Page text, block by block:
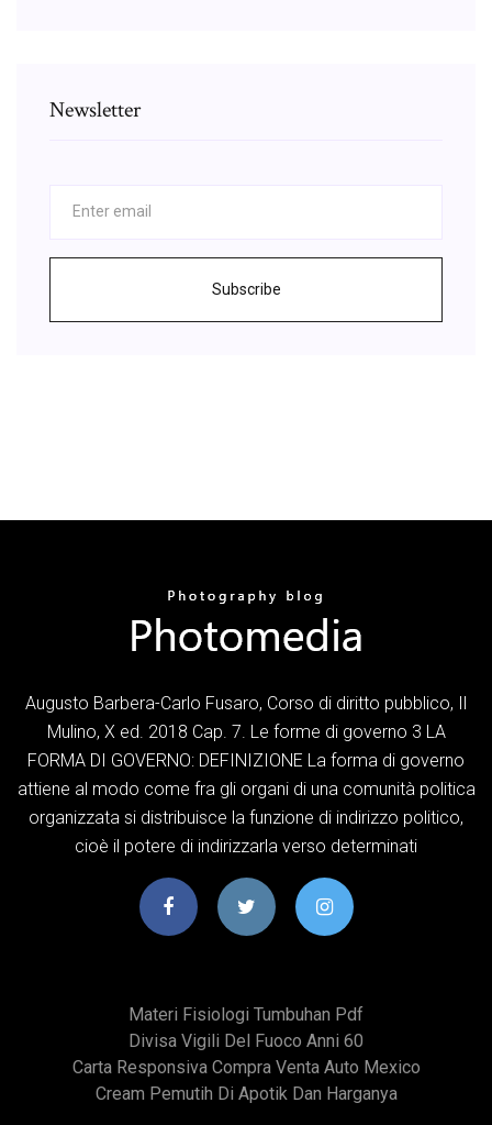
Newsletter
Subscribe
Augusto Barbera-Carlo Fusaro, Corso di diritto pubblico, Il
Mulino, X ed. 2018 Cap. 7. Le forme di governo 3 LA
FORMA DI GOVERNO: DEFINIZIONE La forma di governo
attiene al modo come fra gli organi di una comunità politica
organizzata si distribuisce la funzione di indirizzo politico,
cioè il potere di indirizzarla verso determinati
Materi Fisiologi Tumbuhan Pdf
Divisa Vigili Del Fuoco Anni 60
Carta Responsiva Compra Venta Auto Mexico
Cream Pemutih Di Apotik Dan Harganya